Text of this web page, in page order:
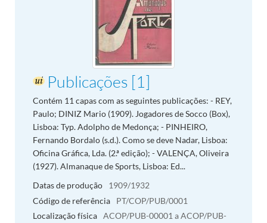
Publicações [1]
Contém 11 capas com as seguintes publicações: - REY,
Paulo; DINIZ Mario (1909). Jogadores de Socco (Box),
Lisboa: Typ. Adolpho de Medonça; - PINHEIRO,
Fernando Bordalo (s.d.). Como se deve Nadar, Lisboa:
Oficina Gráfica, Lda. (2.ª edição); - VALENÇA, Oliveira
(1927). Almanaque de Sports, Lisboa: Ed...
Datas de produção
1909/1932
Código de referência
PT/COP/PUB/0001
Localização física ACOP/PUB-00001 a ACOP/PUB-